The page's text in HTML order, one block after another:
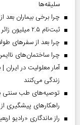
سلیقه‌ها
چرا برخی بیماران بعد از
ثبت‌نام ۲.۵ میلیون زائر در سماح | عبور ۱.۷ میلیون نفر از مرز‌های اربعین
چرا بعد از سفرهای
چرا ساختمان‌های
زندگی می‌کنند
توصیه‌های طب سنتی
راهکارهای پیشگیری
راز ماندگاری «رادیو